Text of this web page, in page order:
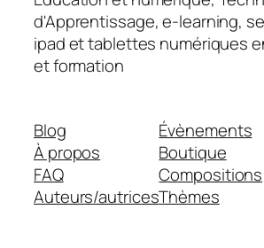
d'Apprentissage, e-learning,
ipad et tablettes numériques
et formation
Blog
À propos
FAQ
Auteurs/autrices
Évènements
Boutique
Compositions
Thèmes